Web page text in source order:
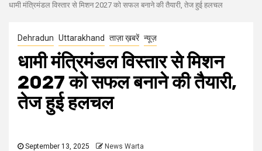
धामी मंत्रिमंडल विस्तार से मिशन 2027 को सफल बनाने की तैयारी, तेज हुई हलचल
Dehradun Uttarakhand ताज़ा ख़बरें न्यूज़
धामी मंत्रिमंडल विस्तार से मिशन
2027 को सफल बनाने की तैयारी,
तेज हुई हलचल
September 13, 2025 News Warta